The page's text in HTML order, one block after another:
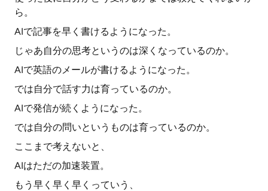
ら。
AIで記事を早く書けるようになった。
じゃあ自分の思考というのは深くなっているのか。
AIで英語のメールが書けるようになった。
では自分で話す力は育っているのか。
AIで発信が続くようになった。
では自分の問いというものは育っているのか。
ここまで考えないと、
AIはただの加速装置。
もう早く早く早くっていう、